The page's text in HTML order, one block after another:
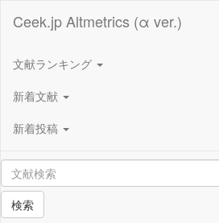
Ceek.jp Altmetrics (α ver.)
文献ランキング
新着文献
新着投稿
検索